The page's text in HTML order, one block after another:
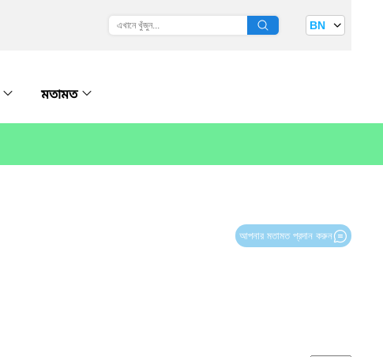
BN
মতামত
আপনার মতামত প্রদান করুন